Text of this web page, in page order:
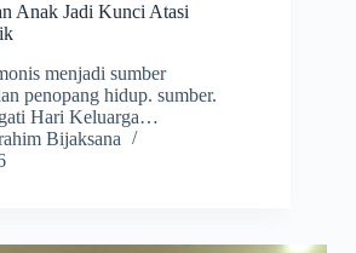
Anak Jadi Kunci Atasi
menjadi sumber
penopang hidup. sumber.
Hari Keluarga…
Bijaksana